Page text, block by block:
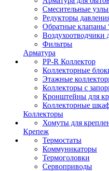
Смесительные
Редукторы
Обратные клапаны
Воздухоотводчики
Фильтры
Арматура
PP-R Коллектор
Коллекторные
Этажные
Коллекторы с
Кронштейны для
Коллекторные
Коллекторы
Хомуты для
Крепеж
Термостаты
Коммуникаторы
Термоголовки
Сервоприводы